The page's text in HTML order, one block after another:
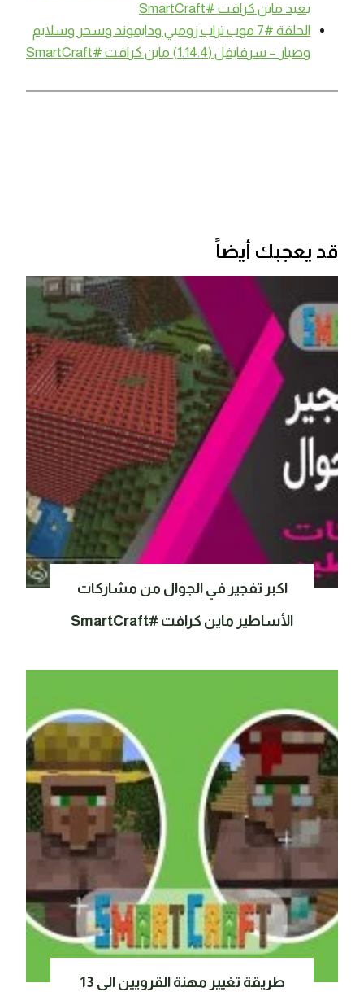
بعيد ماين كرافت #SmartCraft
الحلقة #7 موب تراب زومبي ودايموند وسحر وسلايم
وصبار – سرفايفل (1.14.4) ماين كرافت #SmartCraft
قد يعجبك أيضاً
اكبر تفجير في الجوال من مشاركات
الأساطير ماين كرافت #SmartCraft
طريقة تغيير مهنة القرويين الى 13